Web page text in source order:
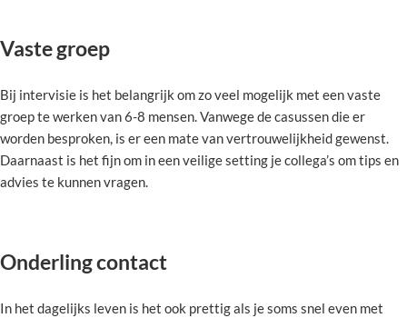
Vaste groep
Bij intervisie is het belangrijk om zo veel mogelijk met een vaste
groep te werken van 6-8 mensen. Vanwege de casussen die er
worden besproken, is er een mate van vertrouwelijkheid gewenst.
Daarnaast is het fijn om in een veilige setting je collega’s om tips en
advies te kunnen vragen.
Onderling contact
In het dagelijks leven is het ook prettig als je soms snel even met